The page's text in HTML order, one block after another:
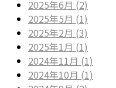
2025年6月 (2)
2025年5月 (1)
2025年2月 (3)
2025年1月 (1)
2024年11月 (1)
2024年10月 (1)